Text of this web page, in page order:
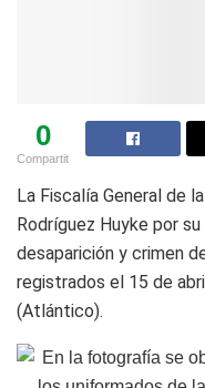
0
Compartit
La Fiscalía General de
Rodríguez Huyke por
desaparición y crimen
registrados el 15 de
(Atlántico).